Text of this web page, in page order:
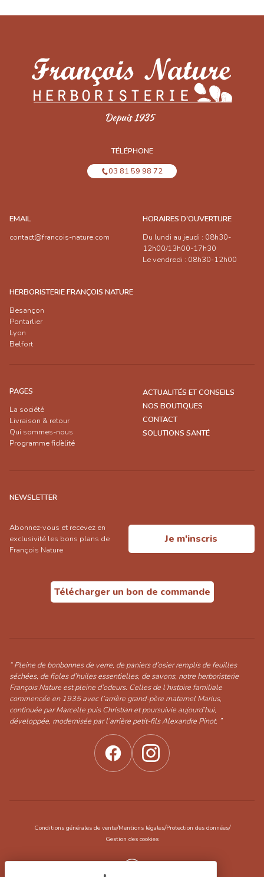
TÉLÉPHONE
03 81 59 98 72
EMAIL
contact@francois-nature.com
HORAIRES D'OUVERTURE
Du lundi au jeudi : 08h30-
12h00/13h00-17h30
Le vendredi : 08h30-12h00
HERBORISTERIE FRANÇOIS NATURE
Besançon
Pontarlier
Lyon
Belfort
PAGES
La société
Livraison & retour
Qui sommes-nous
Programme fidèlité
ACTUALITÉS ET CONSEILS
NOS BOUTIQUES
CONTACT
SOLUTIONS SANTÉ
NEWSLETTER
Abonnez-vous et recevez en
exclusivité les bons plans de
François Nature
Je m'inscris
Télécharger un bon de commande
“ Pleine de bonbonnes de verre, de paniers d’osier remplis de feuilles
séchées, de fioles d’huiles essentielles, de savons, notre herboristerie
François Nature est pleine d’odeurs. Celles de l’histoire familiale
commencée en 1935 avec l’arrière grand-père maternel Marius,
continuée par Marcelle puis Christian et poursuivie aujourd’hui,
développée, modernisée par l’arrière petit-fils Alexandre Pinot. ”
Conditions générales de vente/Mentions légales/Protection des données/
Gestion des cookies